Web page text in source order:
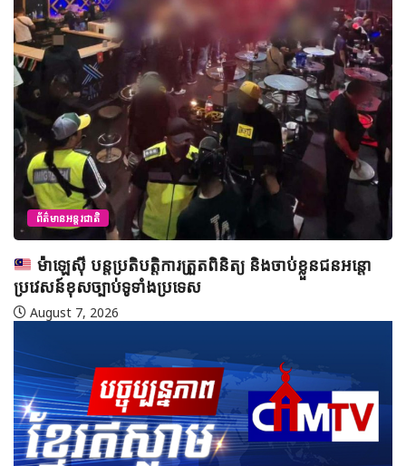
បន្តប្រតិបត្តិការត្រួតពិនិត្យ និងចាប់ខ្លួនជនអន្តោ
សច្បាប់ទូទាំងប្រទេស
7, 2026
អ៊ីរ៉ង់ និង